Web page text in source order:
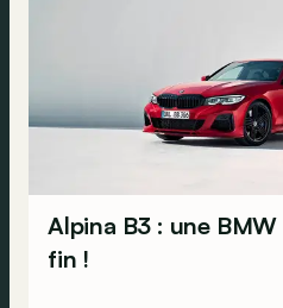
Alpina B3 : une
fin !